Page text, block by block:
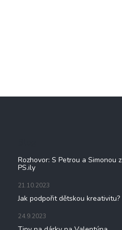
Rozhovor: S Petrou a Simonou z
PS.ily
21.10.2023
Jak podpořit dětskou kreativitu?
24.9.2023